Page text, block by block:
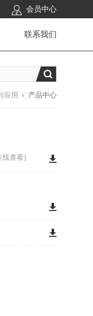
会员中心
联系我们
应用 产品中心
线查看]